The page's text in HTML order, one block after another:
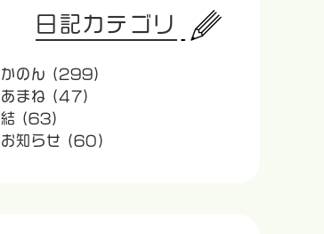
日記カテゴリ
かのん
(299)
あまね
(47)
結 (63)
お知らせ
(60)